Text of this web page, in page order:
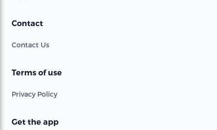
Contact
Contact Us
Terms of use
Privacy Policy
Get the app